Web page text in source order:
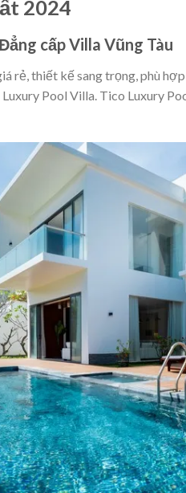
2024
cấp Villa Vũng Tàu
rẻ, thiết kế sang trọng, phù
Pool Villa. Tico Luxury